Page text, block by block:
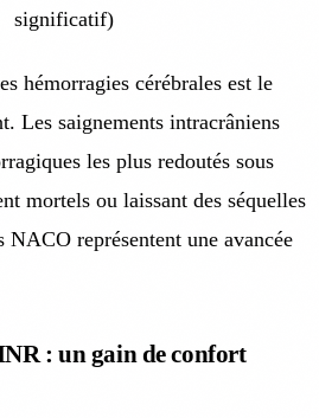
significatif)
hémorragies cérébrales est le
Les saignements intracrâniens
les plus redoutés sous
mortels ou laissant des séquelles
NACO représentent une avancée
: un gain de confort